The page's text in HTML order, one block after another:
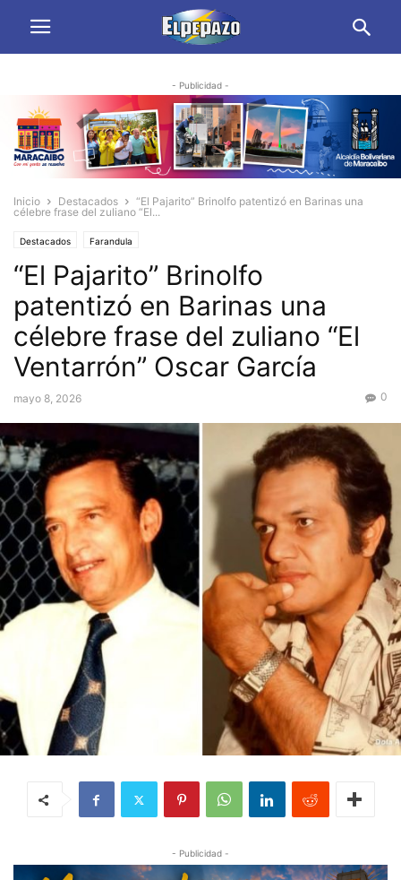
- Publicidad -
Inicio Destacados
“El Pajarito” Brinolfo patentizó en Barinas una
célebre frase del zuliano “El...
Destacados Farandula
“El Pajarito” Brinolfo
patentizó en Barinas una
célebre frase del zuliano “El
Ventarrón” Oscar García
mayo 8, 2026 0
- Publicidad -